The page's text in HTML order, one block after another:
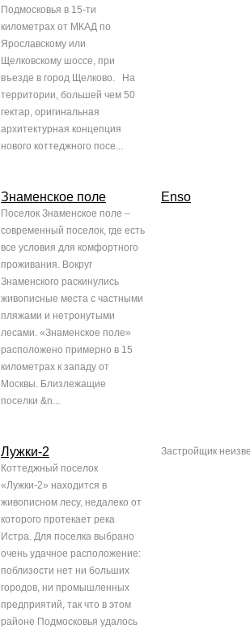
Подмосковья в 15-ти
километрах от МКАД по
Ярославскому или
Щелковскому шоссе, при
въезде в город Щелково. На
территории, большей чем 50
гектар, оригинальная
архитектурная концепция
нового коттеджного посе...
Знаменское поле
Поселок Знаменское поле –
современный поселок, где есть
все условия для комфортного
проживания. Вокруг
Знаменского раскинулись
живописные места с частными
пляжами и нетронутыми
лесами. «Знаменское поле»
расположено примерно в 15
километрах к западу от
Москвы. Близлежащие
поселки &n...
Enso
Лужки-2
Коттеджный поселок
«Лужки-2» находится в
живописном лесу, недалеко от
которого протекает река
Истра. Для поселка выбрано
очень удачное расположение:
поблизости нет ни больших
городов, ни промышленных
предприятий, так что в этом
районе Подмосковья удалось
Застройщик